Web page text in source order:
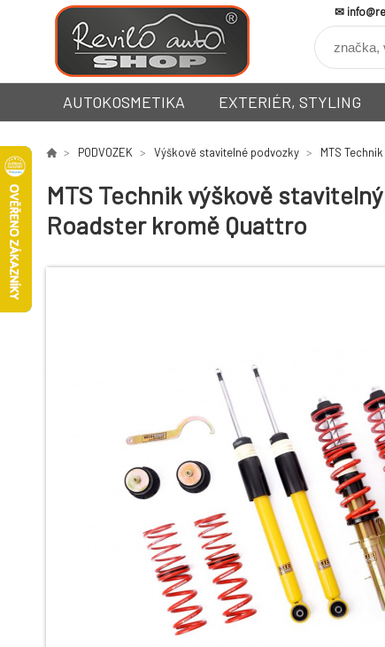
AUTOKOSMETIKA EXTERIÉR, STYLING
PODVOZEK Výškově stavitelné podvozky MTS Technik
MTS Technik výškově
Roadster kromě Quattro